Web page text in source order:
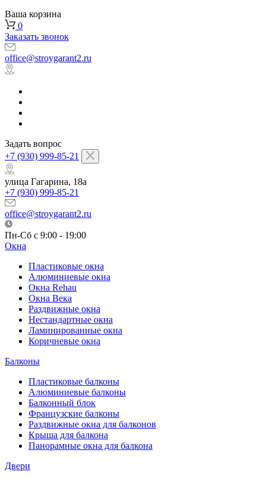
Ваша корзина
0
Заказать звонок
office@stroygarant2.ru
Задать вопрос
+7 (930) 999-85-21
улица Гагарина, 18а
+7 (930) 999-85-21
office@stroygarant2.ru
Пн-Сб с 9:00 - 19:00
Окна
Пластиковые окна
Алюминиевые окна
Окна Rehau
Окна Века
Раздвижные окна
Нестандартные окна
Ламинированные окна
Коричневые окна
Балконы
Пластиковые балконы
Алюминиевые балконы
Балконный блок
Французские балконы
Раздвижные окна для балконов
Крыша для балкона
Панорамные окна для балкона
Двери